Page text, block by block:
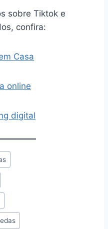
sobre Tiktok e
confira:
Casa
online
digital